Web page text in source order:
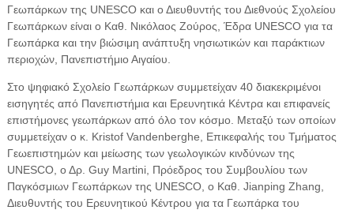
Γεωπάρκων της UNESCO και ο Διευθυντής του Διεθνούς Σχολείου
Γεωπάρκων είναι ο Καθ. Νικόλαος Ζούρος, Έδρα UNESCO για τα
Γεωπάρκα και την βιώσιμη ανάπτυξη νησιωτικών και παράκτιων
περιοχών, Πανεπιστήμιο Αιγαίου.
Στο ψηφιακό Σχολείο Γεωπάρκων συμμετείχαν 40 διακεκριμένοι
εισηγητές από Πανεπιστήμια και Ερευνητικά Κέντρα και επιφανείς
επιστήμονες γεωπάρκων από όλο τον κόσμο. Μεταξύ των οποίων
συμμετείχαν ο κ. Kristof Vandenberghe, Επικεφαλής του Τμήματος
Γεωεπιστημών και μείωσης των γεωλογικών κινδύνων της
UNESCO, ο Δρ. Guy Martini, Πρόεδρος του Συμβουλίου των
Παγκόσμιων Γεωπάρκων της UNESCO, ο Καθ. Jianping Zhang,
Διευθυντής του Ερευνητικού Κέντρου για τα Γεωπάρκα του